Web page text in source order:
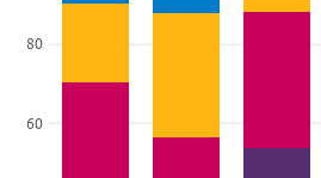
De grafiek heeft 1 Y-as die Percentage
60
80